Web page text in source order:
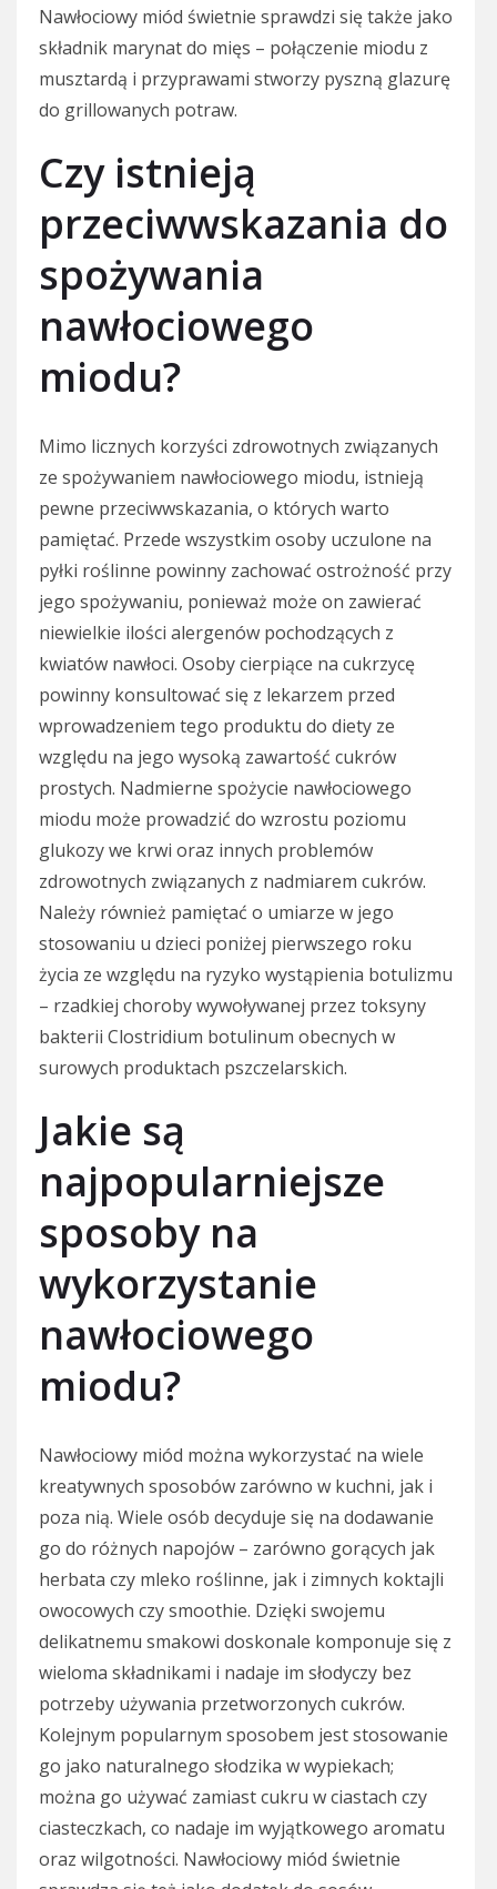
Nawłociowy miód świetnie sprawdzi się także jako
składnik marynat do mięs – połączenie miodu z
musztardą i przyprawami stworzy pyszną glazurę
do grillowanych potraw.
Czy istnieją
przeciwwskazania do
spożywania
nawłociowego
miodu?
Mimo licznych korzyści zdrowotnych związanych
ze spożywaniem nawłociowego miodu, istnieją
pewne przeciwwskazania, o których warto
pamiętać. Przede wszystkim osoby uczulone na
pyłki roślinne powinny zachować ostrożność przy
jego spożywaniu, ponieważ może on zawierać
niewielkie ilości alergenów pochodzących z
kwiatów nawłoci. Osoby cierpiące na cukrzycę
powinny konsultować się z lekarzem przed
wprowadzeniem tego produktu do diety ze
względu na jego wysoką zawartość cukrów
prostych. Nadmierne spożycie nawłociowego
miodu może prowadzić do wzrostu poziomu
glukozy we krwi oraz innych problemów
zdrowotnych związanych z nadmiarem cukrów.
Należy również pamiętać o umiarze w jego
stosowaniu u dzieci poniżej pierwszego roku
życia ze względu na ryzyko wystąpienia botulizmu
– rzadkiej choroby wywoływanej przez toksyny
bakterii Clostridium botulinum obecnych w
surowych produktach pszczelarskich.
Jakie są
najpopularniejsze
sposoby na
wykorzystanie
nawłociowego
miodu?
Nawłociowy miód można wykorzystać na wiele
kreatywnych sposobów zarówno w kuchni, jak i
poza nią. Wiele osób decyduje się na dodawanie
go do różnych napojów – zarówno gorących jak
herbata czy mleko roślinne, jak i zimnych koktajli
owocowych czy smoothie. Dzięki swojemu
delikatnemu smakowi doskonale komponuje się z
wieloma składnikami i nadaje im słodyczy bez
potrzeby używania przetworzonych cukrów.
Kolejnym popularnym sposobem jest stosowanie
go jako naturalnego słodzika w wypiekach;
można go używać zamiast cukru w ciastach czy
ciasteczkach, co nadaje im wyjątkowego aromatu
oraz wilgotności. Nawłociowy miód świetnie